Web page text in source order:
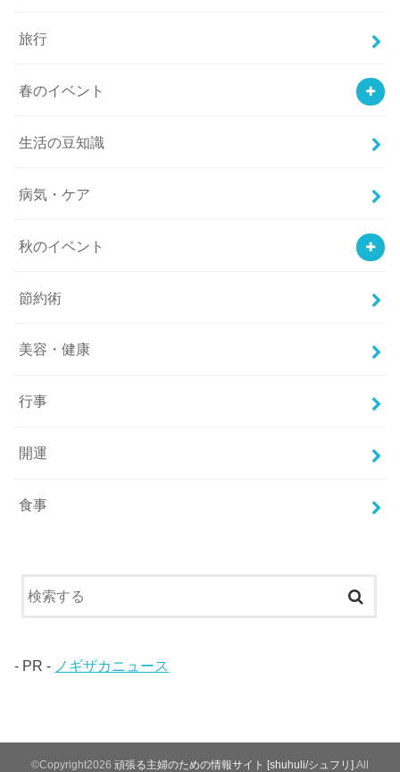
旅行
春のイベント
生活の豆知識
病気・ケア
秋のイベント
節約術
美容・健康
行事
開運
食事
- PR - ノギザカニュース
©Copyright2026 頑張る主婦のための情報サイト [shuhuli/シュフリ] .All